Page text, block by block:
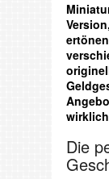
Die